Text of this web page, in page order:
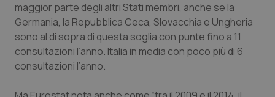
Marche
Molise
Donna & Salute
Epatiti
maggior parte degli altri Stati membri, anche se la
Germania, la Repubblica Ceca, Slovacchia e Ungheria
sono al di sopra di questa soglia con punte fino a 11
consultazioni l’anno. Italia in media con poco più di 6
consultazioni l’anno.